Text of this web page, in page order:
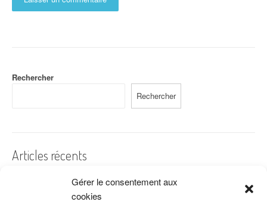
Gérer le consentement aux
cookies
Rechercher
Rechercher
Articles récents
A quelles dates de l’année offre-t-on des fleurs ?
Les fleurs préférées des Français